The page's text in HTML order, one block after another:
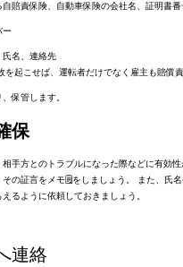
自賠責保険、自動車保険の会社名、証明書
ー
氏名、連絡先
起こせば、運転者だけでなく雇主も賠償
保管します。
保
手方とのトラブルになった際などに有効
の証言をメモ🗒をしましょう。 また、氏
るように依頼しておきましょう。
連絡